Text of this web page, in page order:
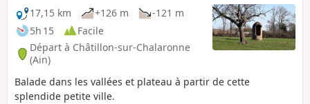
17,15 km
+126 m
-121 m
5h 15
Facile
Départ à Châtillon-sur-Chalaronne
(Ain)
Balade dans les vallées et plateau à partir de cette
splendide petite ville.